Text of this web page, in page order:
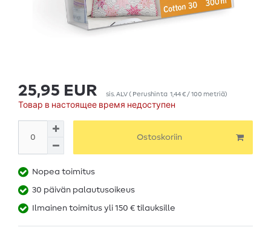
25,95 EUR sis. ALV( Perushinta 1,44 € / 100 metriä)
Товар в настоящее время недоступен
Ostoskoriin
Nopea toimitus
30 päivän palautusoikeus
Ilmainen toimitus yli 150 € tilauksille